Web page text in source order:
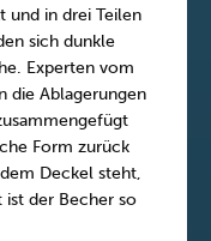
und in drei Teilen
sich dunkle
Experten vom
die Ablagerungen
Form zurück
Deckel steht,
ist der Becher so